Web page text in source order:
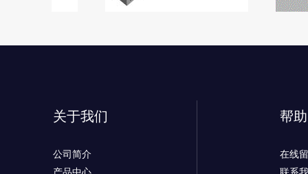
关于我们
公司简介
产品中心
帮
在线
联系